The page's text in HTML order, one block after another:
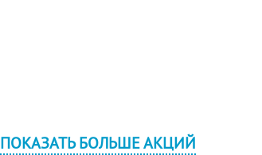
ПОКАЗАТЬ БОЛЬШЕ АКЦИЙ